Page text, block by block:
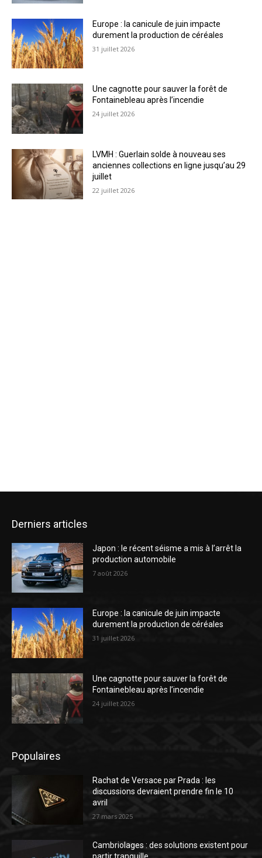
Europe : la canicule de juin impacte
durement la production de céréales
31 juillet 2026
Une cagnotte pour sauver la forêt de
Fontainebleau après l’incendie
24 juillet 2026
LVMH : Guerlain solde à nouveau ses
anciennes collections en ligne jusqu’au 29
juillet
22 juillet 2026
Derniers articles
Japon : le récent séisme a mis à l’arrêt la
production automobile
7 août 2026
Europe : la canicule de juin impacte
durement la production de céréales
31 juillet 2026
Une cagnotte pour sauver la forêt de
Fontainebleau après l’incendie
24 juillet 2026
Populaires
Rachat de Versace par Prada : les
discussions devraient prendre fin le 10
avril
27 mars 2025
Cambriolages : des solutions existent pour